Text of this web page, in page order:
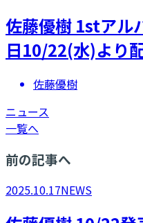
佐藤優樹 1stア
日10/22(水)より
佐藤優樹
ニュース
一覧へ
前の記事へ
2025.10.17NEWS